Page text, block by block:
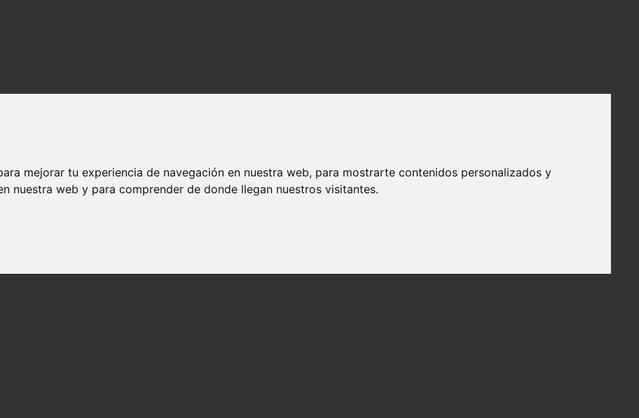
mejorar tu experiencia de navegación en nuestra web, para mostrarte contenidos personalizados y
nuestra web y para comprender de donde llegan nuestros visitantes.